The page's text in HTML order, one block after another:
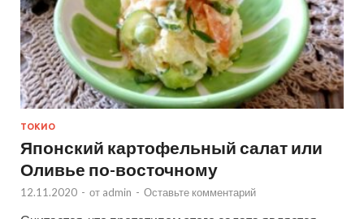
ТОКИО
Японский картофельный салат или
Оливье по-восточному
12.11.2020 - от admin - Оставьте комментарий